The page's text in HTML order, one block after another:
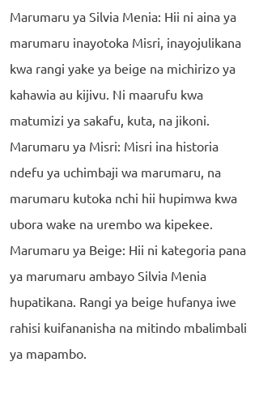
Marumaru ya Silvia Menia: Hii ni aina ya
marumaru inayotoka Misri, inayojulikana
kwa rangi yake ya beige na michirizo ya
kahawia au kijivu. Ni maarufu kwa
matumizi ya sakafu, kuta, na jikoni.
Marumaru ya Misri: Misri ina historia
ndefu ya uchimbaji wa marumaru, na
marumaru kutoka nchi hii hupimwa kwa
ubora wake na urembo wa kipekee.
Marumaru ya Beige: Hii ni kategoria pana
ya marumaru ambayo Silvia Menia
hupatikana. Rangi ya beige hufanya iwe
rahisi kuifananisha na mitindo mbalimbali
ya mapambo.